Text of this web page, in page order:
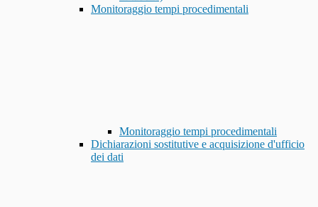
Monitoraggio tempi procedimentali
Monitoraggio tempi procedimentali
Dichiarazioni sostitutive e acquisizione d'ufficio
dei dati